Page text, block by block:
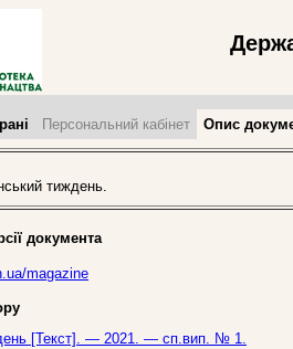
Персональний кабінет Опис
тиждень.
документа
magazine
[Текст]. — 2021. — сп.вип. № 1.